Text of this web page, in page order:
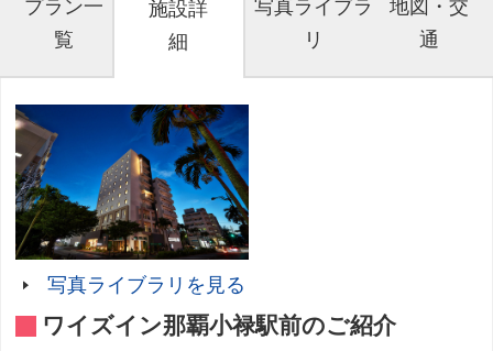
プラン一
覧
施設詳
細
写真ライブラ
リ
地図・交
通
写真ライブラリを見る
ワイズイン那覇小禄駅前のご紹介